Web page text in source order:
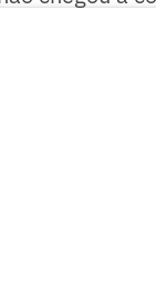
Carioca pelo